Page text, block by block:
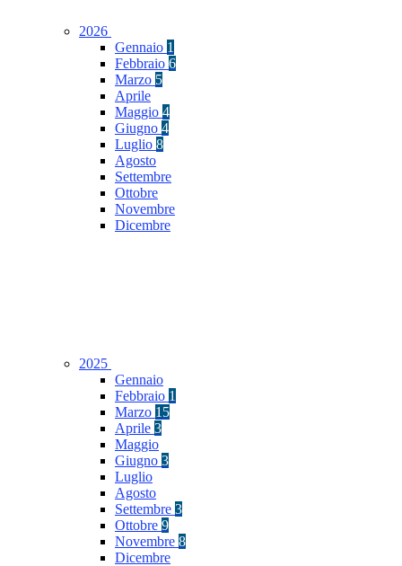
2026
Gennaio 1
Febbraio 6
Marzo 5
Aprile
Maggio 4
Giugno 4
Luglio 8
Agosto
Settembre
Ottobre
Novembre
Dicembre
2025
Gennaio
Febbraio 1
Marzo 15
Aprile 3
Maggio
Giugno 3
Luglio
Agosto
Settembre 3
Ottobre 9
Novembre 8
Dicembre